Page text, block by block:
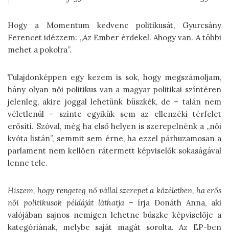
Hogy a Momentum kedvenc politikusát, Gyurcsány
Ferencet idézzem: „Az Ember érdekel. Ahogy van. A többi
mehet a pokolra”.
Tulajdonképpen egy kezem is sok, hogy megszámoljam,
hány olyan női politikus van a magyar politikai színtéren
jelenleg, akire joggal lehetünk büszkék, de – talán nem
véletlenül – szinte egyikük sem az ellenzéki térfelet
erősíti. Szóval, még ha első helyen is szerepelnénk a „női
kvóta listán”, semmit sem érne, ha ezzel párhuzamosan a
parlament nem kellően rátermett képviselők sokaságával
lenne tele.
Hiszem, hogy rengeteg nő vállal szerepet a közéletben, ha erős
női politikusok példáját láthatja– írja Donáth Anna, aki
valójában sajnos nemigen lehetne büszke képviselője a
kategóriának, melybe saját magát sorolta. Az EP-ben